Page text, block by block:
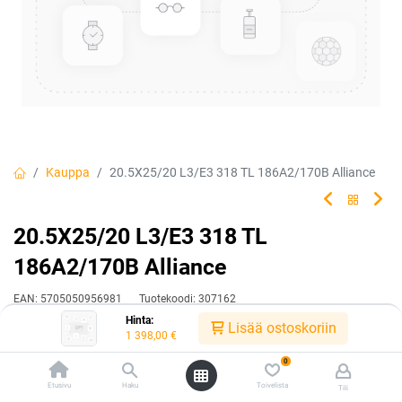
Hinta:
1 398,00 € Lisää ostoskoriin
Etusivu Haku
0
Toivelista Tili
Kauppa 20.5X25/20 L3/E3 318 TL 186A2/170B Alliance
20.5X25/20 L3/E3 318 TL
186A2/170B Alliance
EAN: 5705050956981 Tuotekoodi: 307162
1 398,00€
Toimittajilla (kotimaa):
Saatavilla